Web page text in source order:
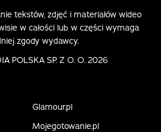
tekstów, zdjęć i materiałów wideo
w całości lub w części wymaga
zgody wydawcy.
POLSKA SP. Z O. O. 2026
Glamour.pl
Mojegotowanie.pl